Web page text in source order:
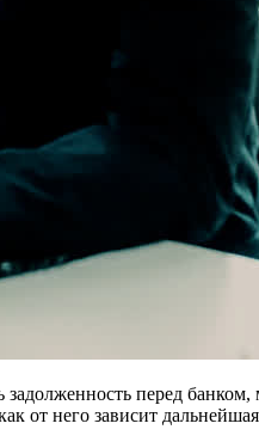
перед
от него зависит